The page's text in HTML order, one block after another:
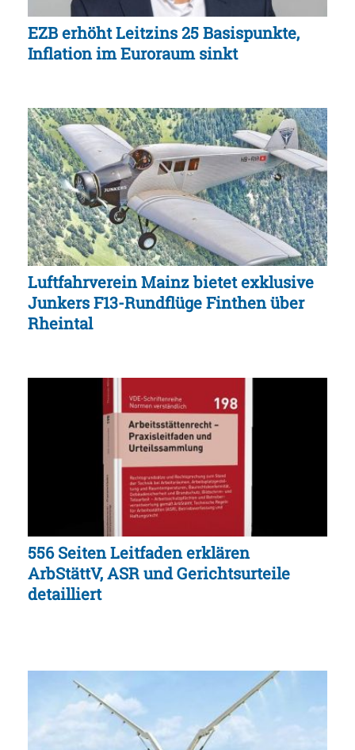
EZB erhöht Leitzins 25 Basispunkte,
Inflation im Euroraum sinkt
Luftfahrverein Mainz bietet exklusive
Junkers F13-Rundflüge Finthen über
Rheintal
556 Seiten Leitfaden erklären
ArbStättV, ASR und Gerichtsurteile
detailliert